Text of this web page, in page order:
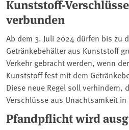
Kunststoff-
verbunden
Ab dem 3. Juli 2024 dürfen bis zu
Getränkebehälter aus Kunststoff
Verkehr gebracht werden, wenn
Kunststoff fest mit dem
Diese neue Regel soll verhindern,
Verschlüsse aus Unachtsamkeit
Pfandpflicht wird